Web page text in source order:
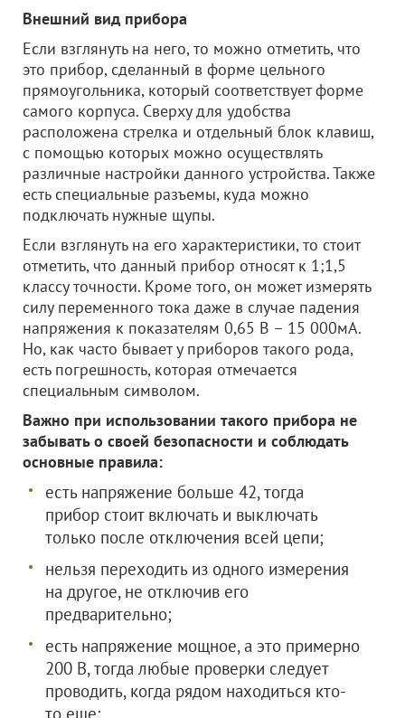
Внешний вид прибора
Если взглянуть на него, то можно отметить, что
это прибор, сделанный в форме цельного
прямоугольника, который соответствует форме
самого корпуса. Сверху для удобства
расположена стрелка и отдельный блок клавиш,
с помощью которых можно осуществлять
различные настройки данного устройства. Также
есть специальные разъемы, куда можно
подключать нужные щупы.
Если взглянуть на его характеристики, то стоит
отметить, что данный прибор относят к 1;1,5
классу точности. Кроме того, он может измерять
силу переменного тока даже в случае падения
напряжения к показателям 0,65 В – 15 000мА.
Но, как часто бывает у приборов такого рода,
есть погрешность, которая отмечается
специальным символом.
Важно при использовании такого прибора не
забывать о своей безопасности и соблюдать
основные правила:
есть напряжение больше 42, тогда
прибор стоит включать и выключать
только после отключения всей цепи;
нельзя переходить из одного измерения
на другое, не отключив его
предварительно;
есть напряжение мощное, а это примерно
200 В, тогда любые проверки следует
проводить, когда рядом находиться кто-
то еще;